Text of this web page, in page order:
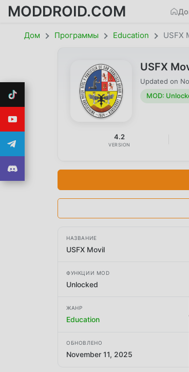
MODDROID.COM
Дом Программы Education USFX
USFX
Updated on
MOD:
4.2
VERSION
НАЗВАНИЕ
USFX Movil
ФУНКЦИИ MOD
Unlocked
ЖАНР
Education
ОБНОВЛЕНО
November 11, 2025